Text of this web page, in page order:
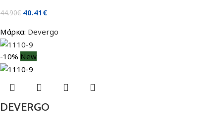
44.90€ 40.41 €
Μάρκα: Devergo
-10% New
DEVERGO